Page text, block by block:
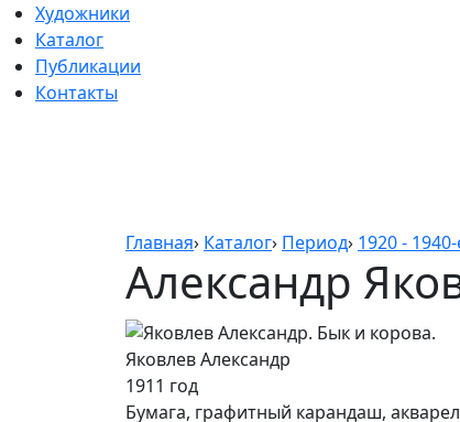
Художники
Каталог
Публикации
Контакты
Главная› Каталог› Период› 1920 -
Александр
Яковлев Александр
1911 год
Бумага, графитный карандаш,